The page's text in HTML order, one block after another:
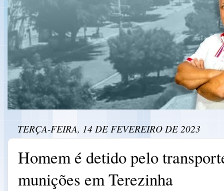
TERÇA-FEIRA, 14 DE FEVEREIRO DE 2023
Homem é detido pelo
munições em Terezinha